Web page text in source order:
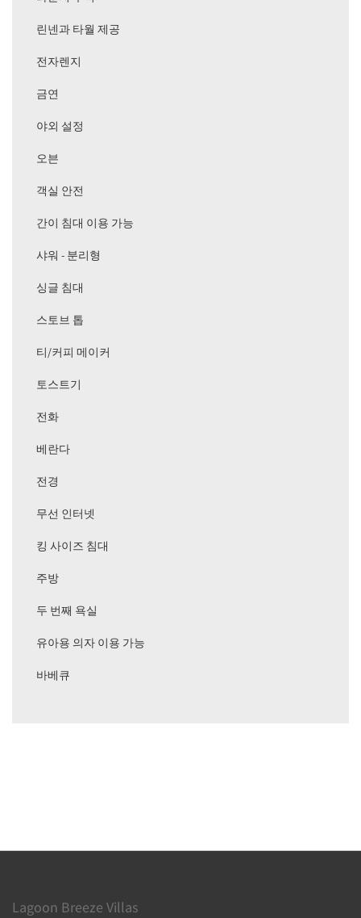
린넨과 타월 제공
전자렌지
금연
야외 설정
오븐
객실 안전
간이 침대 이용 가능
샤워 - 분리형
싱글 침대
스토브 톱
티/커피 메이커
토스트기
전화
베란다
전경
무선 인터넷
킹 사이즈 침대
주방
두 번째 욕실
유아용 의자 이용 가능
바베큐
Lagoon Breeze Villas